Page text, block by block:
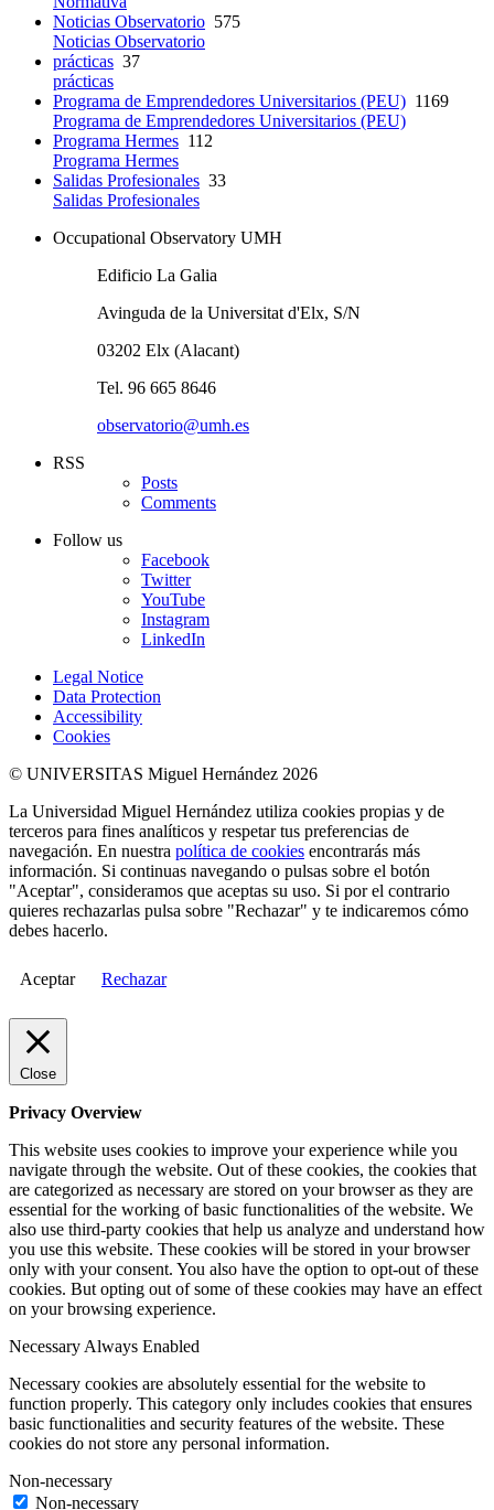
Noticias Observatorio 575
Noticias Observatorio
prácticas 37
prácticas
Programa de Emprendedores Universitarios (PEU) 1169
Programa de Emprendedores Universitarios (PEU)
Programa Hermes 112
Programa Hermes
Salidas Profesionales 33
Salidas Profesionales
Occupational Observatory UMH
Edificio La Galia
Avinguda de la Universitat d'Elx, S/N
03202 Elx (Alacant)
Tel. 96 665 8646
observatorio@umh.es
RSS
Posts
Comments
Follow us
Facebook
Twitter
YouTube
Instagram
LinkedIn
Legal Notice
Data Protection
Accessibility
Cookies
© UNIVERSITAS Miguel Hernández 2026
La Universidad Miguel Hernández utiliza cookies propias y de
terceros para fines analíticos y respetar tus preferencias de
navegación. En nuestra política de cookies encontrarás más
información. Si continuas navegando o pulsas sobre el botón
"Aceptar", consideramos que aceptas su uso. Si por el contrario
quieres rechazarlas pulsa sobre "Rechazar" y te indicaremos cómo
debes hacerlo.
Aceptar Rechazar
Close
Privacy Overview
This website uses cookies to improve your experience while you
navigate through the website. Out of these cookies, the cookies that
are categorized as necessary are stored on your browser as they are
essential for the working of basic functionalities of the website. We
also use third-party cookies that help us analyze and understand how
you use this website. These cookies will be stored in your browser
only with your consent. You also have the option to opt-out of these
cookies. But opting out of some of these cookies may have an effect
on your browsing experience.
Necessary Always Enabled
Necessary cookies are absolutely essential for the website to
function properly. This category only includes cookies that ensures
basic functionalities and security features of the website. These
cookies do not store any personal information.
Non-necessary
Non-necessary